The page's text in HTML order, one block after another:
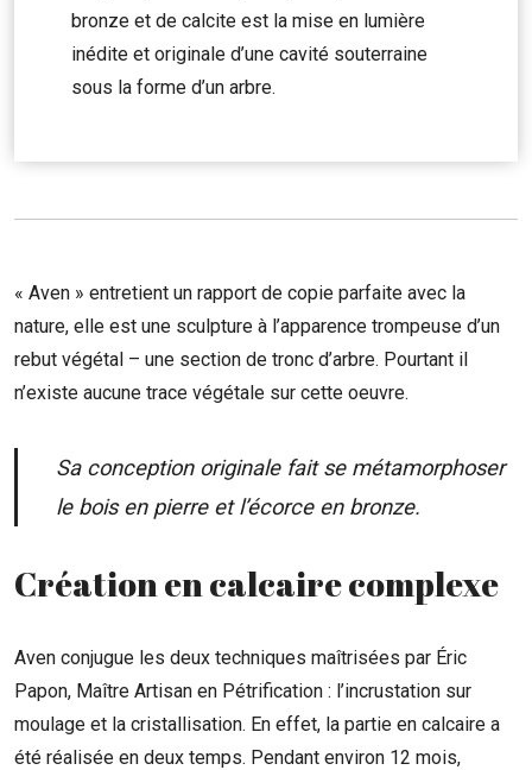
bronze et de calcite est la mise en lumière
inédite et originale d’une cavité souterraine
sous la forme d’un arbre.
« Aven » entretient un rapport de copie parfaite avec la
nature, elle est une sculpture à l’apparence trompeuse d’un
rebut végétal – une section de tronc d’arbre. Pourtant il
n’existe aucune trace végétale sur cette oeuvre.
Sa conception originale fait se métamorphoser
le bois en pierre et l’écorce en bronze.
Création en calcaire complexe
Aven conjugue les deux techniques maîtrisées par Éric
Papon, Maître Artisan en Pétrification : l’incrustation sur
moulage et la cristallisation. En effet, la partie en calcaire a
été réalisée en deux temps. Pendant environ 12 mois,